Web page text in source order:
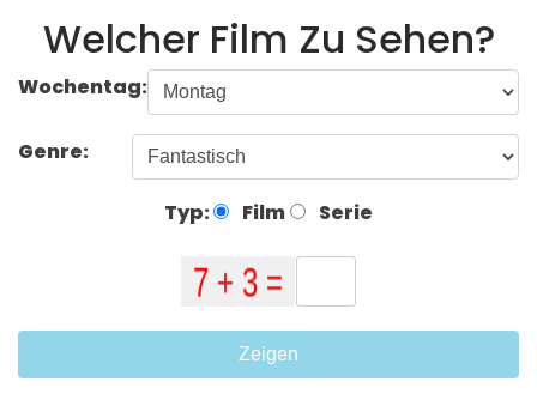
Welcher Film Zu Sehen?
Wochentag:
Genre:
Typ: Film Serie
Zeigen